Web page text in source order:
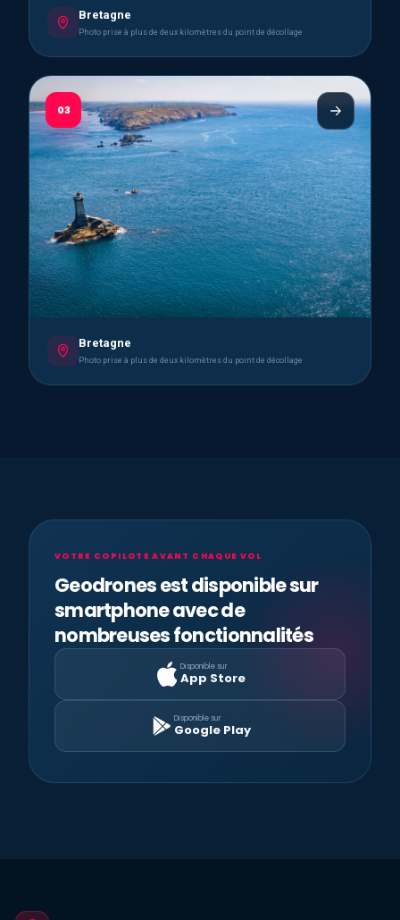
Bretagne
Photo prise à plus de deux kilomètres du point de décollage
03
Bretagne
Photo prise à plus de deux kilomètres du point de décollage
VOTRE COPILOTE AVANT CHAQUE VOL
Geodrones est disponible sur
smartphone avec de
nombreuses fonctionnalités
Disponible sur
App Store
Disponible sur
Google Play